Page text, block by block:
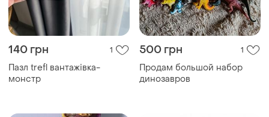
140 грн 1
Пазл trefl вантажівка-
монстр
500 грн 1
Продам большой набор
динозавров